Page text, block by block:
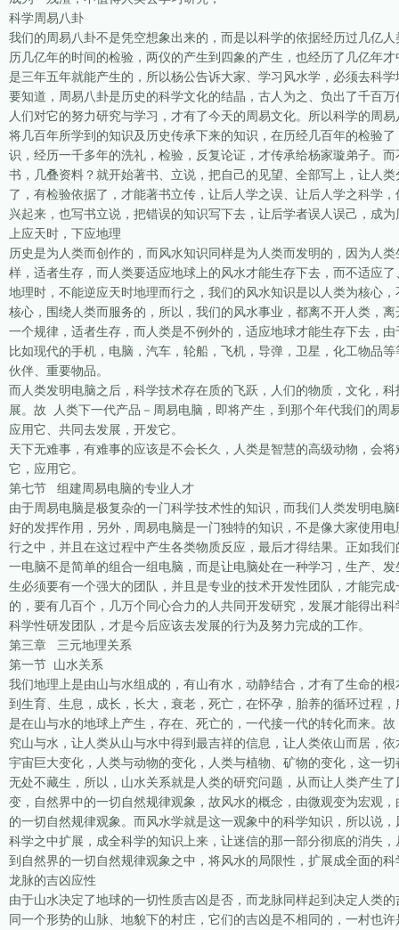
科学周易八卦
我们的周易八卦不是凭空想象出来的，而是以科学的依据经历过几亿
历几亿年的时间的检验，两仪的产生到四象的产生，也经历了几亿年
是三年五年就能产生的，所以杨公告诉大家、学习风水学，必须去科
要知道，周易八卦是历史的科学文化的结晶，古人为之、负出了千百
人们对它的努力研究与学习，才有了今天的周易文化。所以科学的
将几百年所学到的知识及历史传承下来的知识，在历经几百年的检验
识，经历一千多年的洗礼，检验，反复论证，才传承给杨家璇弟子。
书，几叠资料？就开始著书、立说，把自己的见望、全部写上，让人
了，有检验依据了，才能著书立传，让后人学之误、让后人学之科学
兴起来，也写书立说，把错误的知识写下去，让后学者误人误己，成
上应天时，下应地理
历史是为人类而创作的，而风水知识同样是为人类而发明的，因为人
样，适者生存，而人类要适应地球上的风水才能生存下去，而不适应
地理时，不能逆应天时地理而行之，我们的风水知识是以人类为核心
核心，围绕人类而服务的，所以，我们的风水事业，都离不开人类，
一个规律，适者生存，而人类是不例外的，适应地球才能生存下去，
比如现代的手机，电脑，汽车，轮船，飞机，导弹，卫星，化工物品
伙伴、重要物品。
而人类发明电脑之后，科学技术存在质的飞跃，人们的物质，文化，
展。故 人类下一代产品－周易电脑，即将产生，到那个年代我们的
应用它、共同去发展，开发它。
天下无难事，有难事的应该是不会长久，人类是智慧的高级动物，会
它，应用它。
第七节 组建周易电脑的专业人才
由于周易电脑是极复杂的一门科学技术性的知识，而我们人类发明电
好的发挥作用，另外，周易电脑是一门独特的知识，不是像大家使用
行之中，并且在这过程中产生各类物质反应，最后才得结果。正如我
一电脑不是简单的组合一组电脑，而是让电脑处在一种学习，生产、
生必须要有一个强大的团队，并且是专业的技术开发性团队，才能完
的，要有几百个，几万个同心合力的人共同开发研究，发展才能得出
科学性研发团队，才是今后应该去发展的行为及努力完成的工作。
第三章 三元地理关系
第一节 山水关系
我们地理上是由山与水组成的，有山有水，动静结合，才有了生命的
到生育、生息，成长，长大，衰老，死亡，在怀孕，胎养的循环过程
是在山与水的地球上产生，存在、死亡的，一代接一代的转化而来。
究山与水，让人类从山与水中得到最吉祥的信息，让人类依山而居，
宇宙巨大变化，人类与动物的变化，人类与植物、矿物的变化，这一
无处不藏生，所以，山水关系就是人类的研究问题，从而让人类产生
变，自然界中的一切自然规律观象，故风水的概念，由微观变为宏观
的一切自然规律观象。而风水学就是这一观象中的科学知识，所以说
科学之中扩展，成全科学的知识上来，让迷信的那一部分彻底的消失
到自然界的一切自然规律观象之中，将风水的局限性，扩展成全面的
龙脉的吉凶应性
由于山水决定了地球的一切性质吉凶是否，而龙脉同样起到决定人类
同一个形势的山脉、地貌下的村庄，它们的吉凶是不相同的，一村也